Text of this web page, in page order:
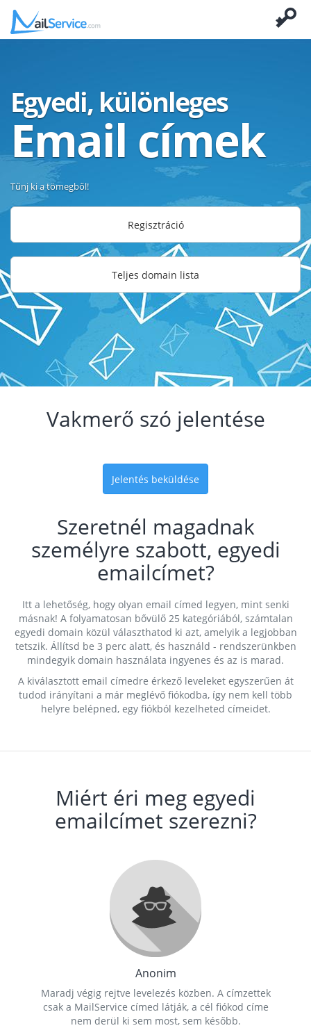
Egyedi, különleges
Email címek
Tűnj ki a tömegből!
Regisztráció
Teljes domain lista
Vakmerő szó jelentése
Jelentés beküldése
Szeretnél magadnak
személyre szabott, egyedi
emailcímet?
Itt a lehetőség, hogy olyan email címed legyen, mint senki
másnak! A folyamatosan bővülő 25 kategóriából, számtalan
egyedi domain közül választhatod ki azt, amelyik a legjobban
tetszik. Állítsd be 3 perc alatt, és használd - rendszerünkben
mindegyik domain használata ingyenes és az is marad.
A kiválasztott email címedre érkező leveleket egyszerűen át
tudod irányítani a már meglévő fiókodba, így nem kell több
helyre belépned, egy fiókból kezelheted címeidet.
Miért éri meg egyedi
emailcímet szerezni?
Anonim
Maradj végig rejtve levelezés közben. A címzettek
csak a MailService címed látják, a cél fiókod címe
nem derül ki sem most, sem később.